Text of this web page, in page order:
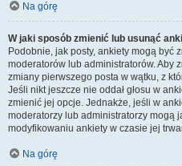
Na górę
W jaki sposób zmienić lub usunąć
Podobnie, jak posty, ankiety mogą być
moderatorów lub administratorów. Aby
zmiany pierwszego posta w wątku, z
Jeśli nikt jeszcze nie oddał głosu w
zmienić jej opcje. Jednakże, jeśli w
moderatorzy lub administratorzy mogą
modyfikowaniu ankiety w czasie jej
Na górę